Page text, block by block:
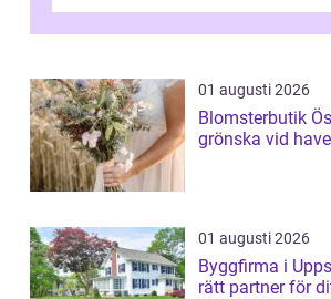
01 augusti 2026
Blomsterbutik Österlen
grönska vid
01 augusti 2026
Byggfirma i
rätt partner för